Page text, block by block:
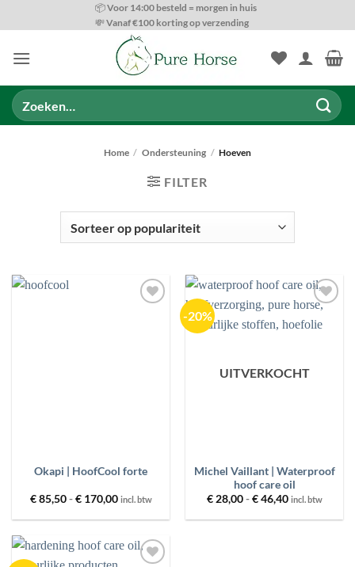
naar
📦 Voor 14:00 besteld = morgen in huis
💸 Vanaf €100 korting op verzending
Zoeken
naar:
Home / Ondersteuning / Hoeven
FILTER
FILTER RESET
Okapi | HoofCool forte
€85,50 - €170,00Prijsklasse:
tot
incl. btw
-20%
aan
UITVERKOCHT
Michel Vaillant | Waterproof
hoof care oil
€28,00 - €46,40Prijsklasse:
tot
incl. btw